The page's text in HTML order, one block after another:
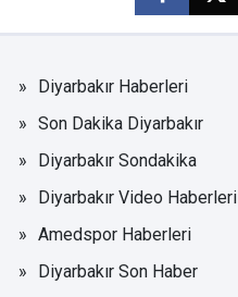
Diyarbakır Haberleri
Son Dakika Diyarbakır
Diyarbakır Sondakika
Diyarbakır Video Haberleri
Amedspor Haberleri
Diyarbakır Son Haber